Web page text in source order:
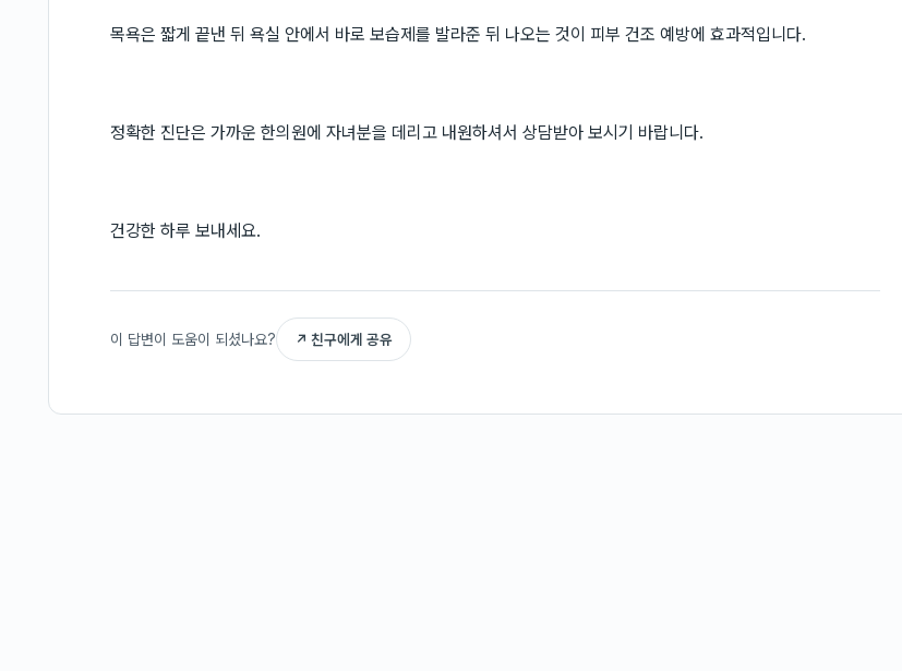
목욕은 짧게 끝낸 뒤 욕실 안에서 바로 보습제를 발라준 뒤 나오는 것이 피부 건조 예방에 효과적입니다.
정확한 진단은 가까운 한의원에 자녀분을 데리고 내원하셔서 상담받아 보시기 바랍니다.
건강한 하루 보내세요.
이 답변이 도움이 되셨나요? ↗ 친구에게 공유